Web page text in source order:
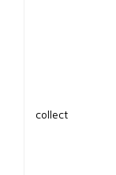
collect